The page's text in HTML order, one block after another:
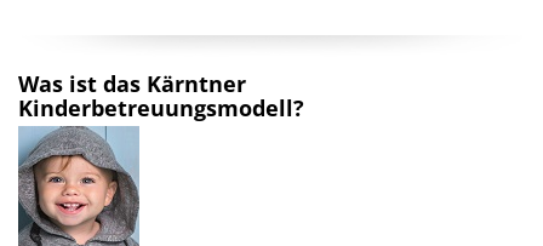
Was ist das Kärntner
Kinderbetreuungsmodell?